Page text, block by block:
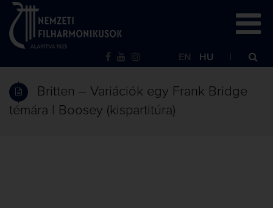
EN HU
Britten – Variációk egy Frank Bridge
témára | Boosey (kispartitúra)